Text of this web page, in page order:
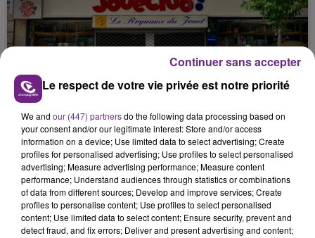
LE MAGASIN JOUÉCLUB DE REIMS FERME
SES PORTES
C'était l'une des institutions du centre-ville
rémois. Le magasin JouéClub est contraint de
fermer ses portes.
TITRES DIFFUSÉS
22h20
22h20 22h18
22h18
Le respect de votre vie privée est notre priorité
We and our (447) partnersdo the following data processing based on
your consent and/or our legitimate interest: Store and/or access
information on a device; Use limited data to select advertising; Create
profiles for personalised advertising; Use profiles to select personalised
advertising; Measure advertising performance; Measure content
performance; Understand audiences through statistics or combinations
of data from different sources; Develop and improve services; Create
profiles to personalise content; Use profiles to select personalised
content; Use limited data to select content; Ensure security, prevent and
detect fraud, and fix errors; Deliver and present advertising and content;
Continuer sans accepter